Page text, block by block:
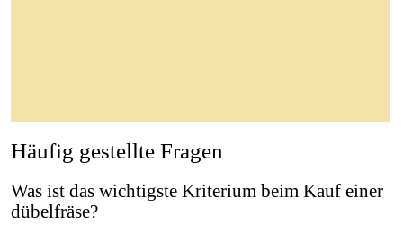
Häufig gestellte Fragen
Was ist das wichtigste Kriterium beim Kauf einer
dübelfräse?